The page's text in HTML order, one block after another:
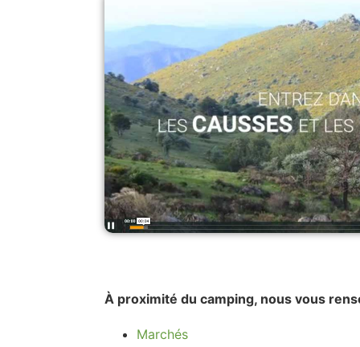
À proximité du camping, nous vous
Marchés